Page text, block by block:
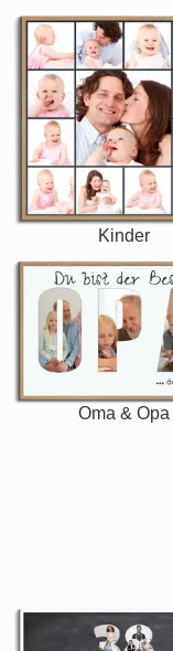
Kinder
Oma & Opa